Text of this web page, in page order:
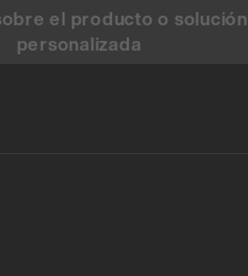
el producto o solución
personalizada